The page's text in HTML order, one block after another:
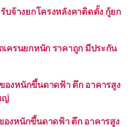
บจ้างยกโครงหลังคาติดตั้ง กู้ยก
เครนยกหนัก ราคาถูก มีประกัน
องหนักขึ้นดาดฟ้า ตึก อาคารสูง
ญ่
องหนักขึ้นดาดฟ้า ตึก อาคารสูง